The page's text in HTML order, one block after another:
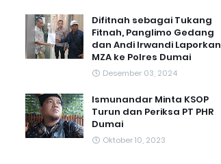
Difitnah sebagai Tukang
Fitnah, Panglimo Gedang
dan Andi Irwandi Laporkan
MZA ke Polres Dumai
Desember 03, 2024
Ismunandar Minta KSOP
Turun dan Periksa PT PHR
Dumai
Oktober 10, 2023